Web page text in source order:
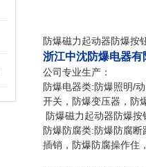
防爆磁力起动器防爆按
浙江中沈防爆电器有
公司专业生产：
防爆电器类:防爆照明/
开关，防爆变压器，防
防爆磁力起动器防爆
防爆防腐类:防爆防腐
插销，防爆防腐操作住